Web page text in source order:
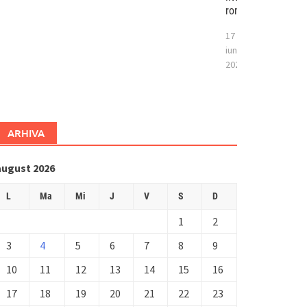
românesc
17
iunie
2026
ARHIVA
2026
L Ma Mi J V S D
1
2
3
4 5 6 7 8
9
10
11 12 13 14 15
16
17
18 19 20 21 22 23